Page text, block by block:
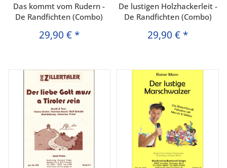
Das kommt vom Rudern -
De Randfichten (Combo)
29,90 € *
De lustigen Holzhackerleit -
De Randfichten (Combo)
29,90 € *